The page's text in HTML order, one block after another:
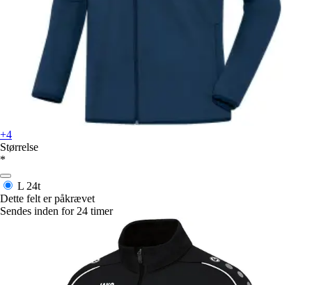
+4
Størrelse
*
L 24t
Dette felt er påkrævet
Sendes inden for 24 timer